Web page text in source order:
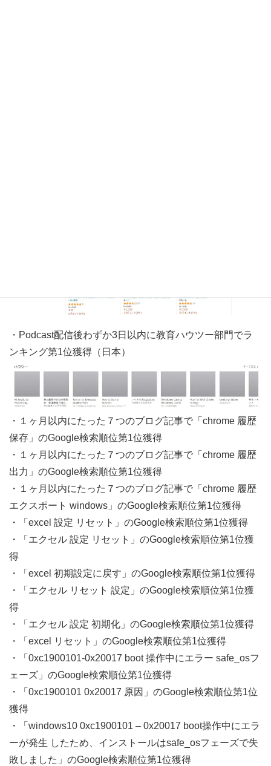
・Podcast配信後わずか3日以内に教育ハウツー部門でラ
ンキング第1位獲得（日本）
・１ヶ月以内にたった７つのブログ記事で「chrome 履歴
保存」のGoogle検索順位第1位獲得
・１ヶ月以内にたった７つのブログ記事で「chrome 履歴
出力」のGoogle検索順位第1位獲得
・１ヶ月以内にたった７つのブログ記事で「chrome 履歴
エクスポート windows」のGoogle検索順位第1位獲得
・「excel 設定 リセット」のGoogle検索順位第1位獲得
・「エクセル 設定 リセット」のGoogle検索順位第1位獲
得
・「excel 初期設定に戻す」のGoogle検索順位第1位獲得
・「エクセル リセット 設定」のGoogle検索順位第1位獲
得
・「エクセル 設定 初期化」のGoogle検索順位第1位獲得
・「excel リセット」のGoogle検索順位第1位獲得
・「0xc1900101-0x20017 boot 操作中にエラー safe_osフ
ェーズ」のGoogle検索順位第1位獲得
・「0xc1900101 0x20017 原因」のGoogle検索順位第1位
獲得
・「windows10 0xc1900101 – 0x20017 boot操作中にエラ
ーが発生 したため、インストールはsafe_osフェーズで失
敗しました」のGoogle検索順位第1位獲得